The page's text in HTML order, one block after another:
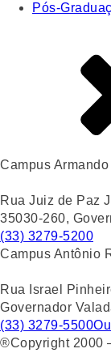
Pós-
Campus
Rua Juiz de Paz
35030-260,
(33) 3279-5200
Campus Antônio
Rua Israel
Governador
(33) 3279-5500
®Copyright 2000